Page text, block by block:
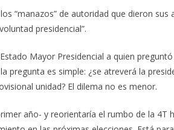
“manazos” de autoridad que dieron
presidencial”.
Mayor Presidencial a quien preguntó
es simple: ¿se atreverá la
unidad? El dilema no es menor.
año- y reorientaría el rumbo de la 4T